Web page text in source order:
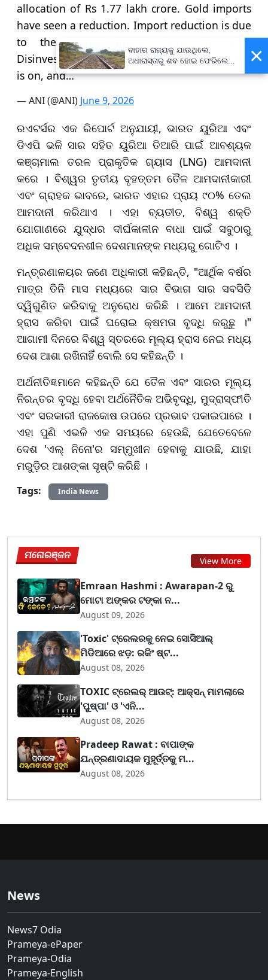
allocation of Rs 1.77 lakh crore. Gold imports
have seen a reduction. Import reduction is due
to the higher import duty on Gold.
Disinvestment of IDBI will happen; the process
is on, and…
— ANI (@ANI) June 9, 2026
ରଏଟର୍ସର ଏକ ରିପୋର୍ଟ ଅନୁଯାୟୀ, ଭାରତ ୟୁରିଆ ଏବଂ
ଡିଏପି ଭଳି ସାର ସହିତ ୟୁରିଆ ତିଆରି ପାଇଁ ଆବଶ୍ୟକ
କଞ୍ଚାମାଲ ତରଳ ପ୍ରାକୃତିକ ଗ୍ୟାସ (LNG) ଆମଦାନୀ
କରେ । ବିଶ୍ୱର ତୃତୀୟ ବୃହତ୍ତମ ତୈଳ ଆମଦାନୀକାରୀ
ଏବଂ ଗ୍ରାହକ ଭାବରେ, ଭାରତ ଏହାର ପ୍ରାୟ ୯୦% ତେଲ
ଆମଦାନୀ କରିଥାଏ । ଏହା ବ୍ୟତୀତ, ବିଶ୍ୱ ଶକ୍ତି
ଯୋଗାଣରେ ଯୁଦ୍ଧର ଦୀର୍ଘକାଳୀନ ବାଧା ପାଇଁ ସବୁଠାରୁ
ଅଧିକ ସମ୍ବେଦନଶୀଳ ଦେଶମାନଙ୍କ ମଧ୍ୟରୁ ଗୋଟିଏ ।
ମନ୍ତ୍ରଣାଳୟର ଜଣେ ଅଧିକାରୀ କହିଛନ୍ତି, "ଆର୍ଥିକ ବର୍ଷର
ମାତ୍ର ତିନି ମାସ ମଧ୍ୟରେ ସାର ବିଭାଗ ସାର ସବସିଡି
ଦ୍ୱିଗୁଣିତ କରିବାକୁ ଅନୁରୋଧ କରିଛି । ଆମେ ଆମଦାନୀ
ହ୍ରାସ କରିବା ପାଇଁ ଘରୋଇ କ୍ଷମତା ବୃଦ୍ଧି କରୁଛୁ ।"
ଆଗାମୀ ଦିନରେ ବିଶ୍ୱ ସ୍ତରରେ ମୂଲ୍ୟ ହ୍ରାସ ନେଇ ମଧ୍ୟ
ଦେଶ ଆଶା ରଖିନାହିଁ ବୋଲି ସେ କହିଛନ୍ତି ।
ଅର୍ଥନୀତିଜ୍ଞମାନେ କହିଛନ୍ତି ଯେ ତୈଳ ଏବଂ ସାରର ମୂଲ୍ୟ
ନିରନ୍ତର ବୃଦ୍ଧି ହେବା ଅର୍ଥନୈତିକ ଅଭିବୃଦ୍ଧି, ମୁଦ୍ରାସ୍ଫୀତି
ଏବଂ ସରକାରୀ ରାଜକୋଷ ଉପରେ ପ୍ରଭାବ ପକାଇପାରେ ।
ଏହା ପୁଣି ଏଭଳି ଏକ ସମୟରେ ହେଉଛି, ଯେତେବେଳେ
ଦେଶ 'ଏଲ୍ ନିନୋ'ର ସମ୍ମୁଖୀନ ହେବାକୁ ଯାଉଛି, ଯାହା
ମରୁଡ଼ିର ଆଶଙ୍କା ସୃଷ୍ଟି କରିଛି ।
Tags: India News
ମନୋରଞ୍ଜନ View More
Emraan Hashmi : Awarapan-2 ରୁ
ମୋଟା ଅଙ୍କର ଟଙ୍କା ନ...
August 09, 2026
'Toxic' ଟ୍ରେଲରକୁ ନେଇ ସୋସିଆଲ୍
ମିଡିଆରେ ଝଡ଼: ରକିଂ ଷ୍ଟ...
August 08, 2026
TOXIC ଟ୍ରେଲର୍ ଆଉଟ୍: ଆକ୍ସନ୍ ମାମଲାରେ
'ପୁଷ୍ପା' ଓ 'ଏନି...
August 08, 2026
Pradeep Rawat : ବାପାଙ୍କ
ଯନ୍ତ୍ରଣାଦାୟକ ମୁହୂର୍ତ୍ତକୁ ମ...
August 08, 2026
News
News7 Odia
Prameya-ePaper
Prameya-Odia
Prameya-English
×
ବାହାର ରାଜ୍ୟକୁ ଯାଉଥିଲେ,
ଅଧାରାସ୍ତାରୁ ଶବ ହୋଇ ଫେରିଲେ...